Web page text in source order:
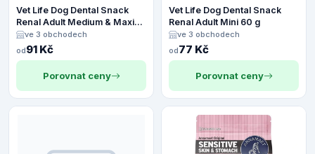
Vet Life Dog Dental Snack
Renal Adult Medium & Maxi
100 g
ve 3 obchodech
od91 Kč
Porovnat ceny
Vet Life Dog Dental Snack
Renal Adult Mini 60 g
ve 3 obchodech
od77 Kč
Porovnat ceny